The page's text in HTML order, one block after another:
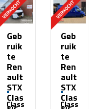
Geb
ruik
te
Ren
ault
STX
Clas
Class
Geb
ruik
te
Ren
ault
STX
Clas
Class